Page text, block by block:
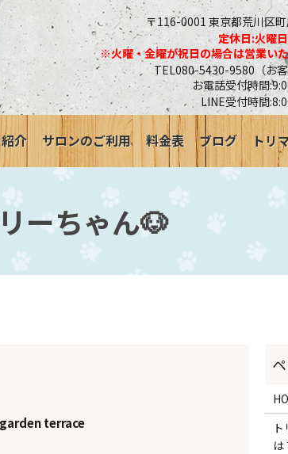
〒116-0001 東京都荒川区
定休日:火曜
※火曜・金曜が祝日の場合は営業いた
TEL080-5430-9580（お客
お電話受付時間
LINE受付時間
介 サロンのご利用 料金表 ブログ トリ
ーちゃん🐶
terrace
は